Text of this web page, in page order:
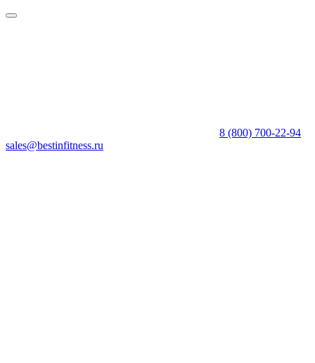
8 (800) 700-22-94
sales@bestinfitness.ru